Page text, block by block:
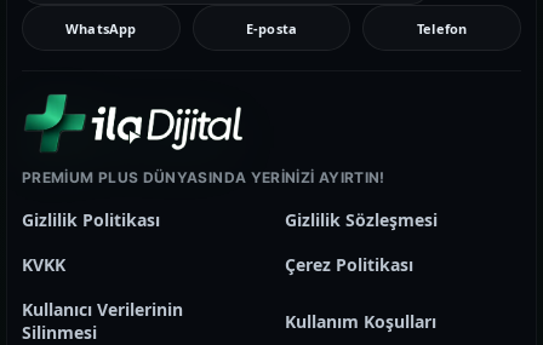
WhatsApp E-posta Telefon
PREMIUM PLUS DÜNYASINDA YERINIZI AYIRTIN!
Gizlilik Politikası
Gizlilik Sözleşmesi
KVKK
Çerez Politikası
Kullanıcı Verilerinin
Silinmesi
Kullanım Koşulları